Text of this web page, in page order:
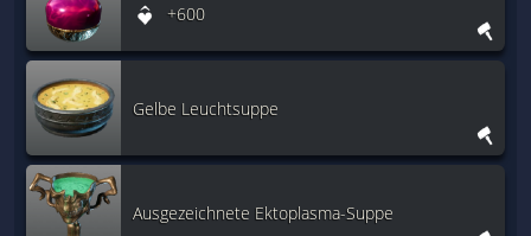
+600
Gelbe Leuchtsuppe
Ausgezeichnete Ektoplasma-Suppe